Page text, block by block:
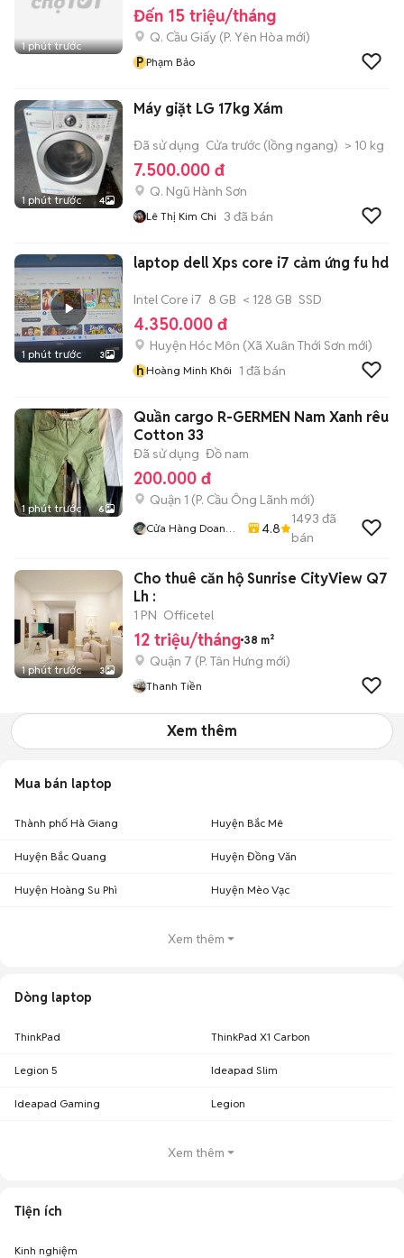
1 phút trước
Đến 15 triệu/tháng
Q. Cầu Giấy (P. Yên Hòa mới)
P Phạm Bảo
1 phút trước 4
Máy giặt LG 17kg Xám
Đã sử dụng Cửa trước (lồng ngang) > 10 kg
7.500.000 đ
Q. Ngũ Hành Sơn
Lê Thị Kim Chi 3 đã bán
1 phút trước 3
laptop dell Xps core i7 cảm ứng fu hd
Intel Core i7 8 GB < 128 GB SSD
4.350.000 đ
Huyện Hóc Môn (Xã Xuân Thới Sơn mới)
hHoàng Minh Khôi 1 đã bán
1 phút trước 6
Quần cargo R-GERMEN Nam Xanh rêu
Cotton 33
Đã sử dụng Đồ nam
200.000 đ
Quận 1 (P. Cầu Ông Lãnh mới)
Cửa Hàng Doan
4.8
1493 đã
bán
1 phút trước 3
Cho thuê căn hộ Sunrise CityView Q7
Lh :
1 PN Officetel
12 triệu/tháng 38 m²
Quận 7 (P. Tân Hưng mới)
Thanh Tiền
Xem thêm
Mua bán laptop
Thành phố Hà Giang Huyện Bắc Mê
Huyện Bắc Quang Huyện Đồng Văn
Huyện Hoàng Su Phì Huyện Mèo Vạc
Xem thêm
Dòng laptop
ThinkPad ThinkPad X1 Carbon
Legion 5 Ideapad Slim
Ideapad Gaming Legion
Xem thêm
Tiện ích
Kinh nghiệm